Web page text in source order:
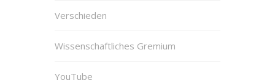
Verschieden
Wissenschaftliches Gremium
YouTube